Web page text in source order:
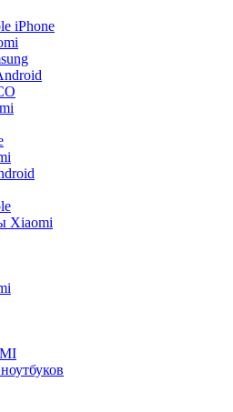
iPhone
Xiaomi